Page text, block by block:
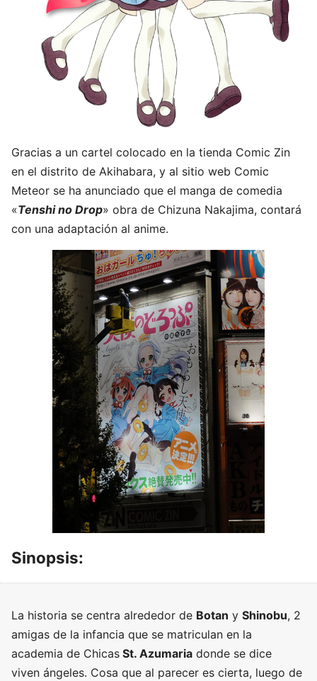
Gracias a un cartel colocado en la tienda Comic Zin
en el distrito de Akihabara, y al sitio web Comic
Meteor se ha anunciado que el manga de comedia
«Tenshi no Drop» obra de Chizuna Nakajima, contará
con una adaptación al anime.
Sinopsis:
La historia se centra alrededor de Botan y Shinobu, 2
amigas de la infancia que se matriculan en la
academia de Chicas St. Azumaria donde se dice
viven ángeles. Cosa que al parecer es cierta, luego de